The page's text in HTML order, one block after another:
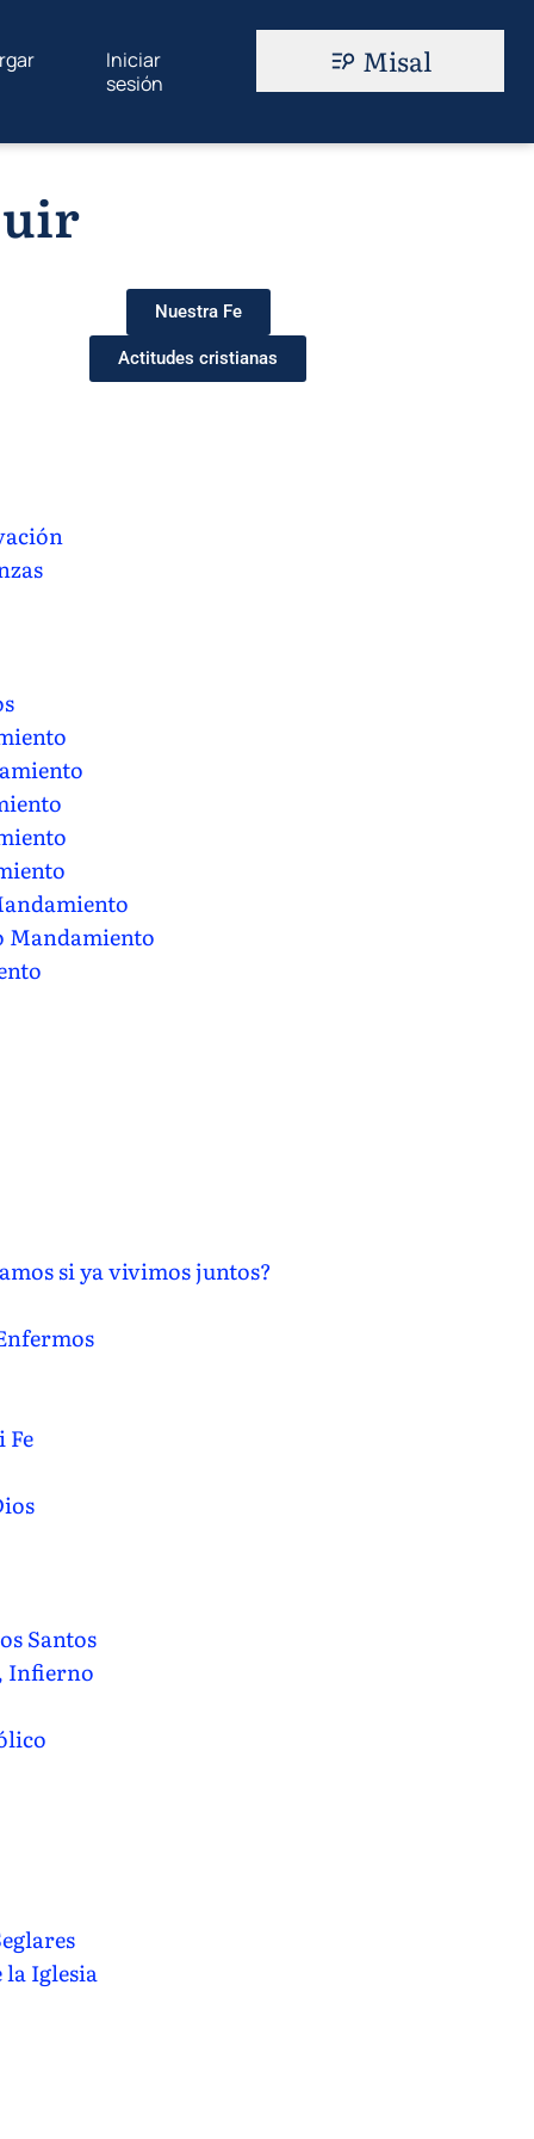
Iniciar
sesión
Misal
Nuestra Fe
Actitudes cristianas
Mandamiento
si ya vivimos juntos?
Fe
Santos
Infierno
Iglesia